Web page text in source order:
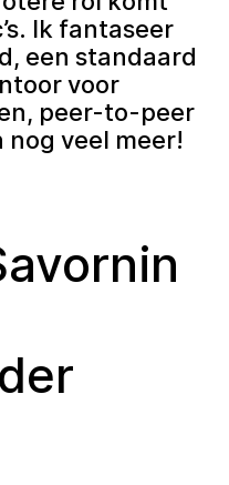
Ik fantaseer
een standaard
voor
peer-to-peer
veel meer!